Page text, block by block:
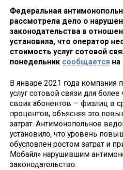
Федеральная
рассмотрела дело о
законодательства в
установила, что оператор
стоимость услуг сотовой
понедельник сообщается
В январе 2021 года компания
услуг сотовой связи для
своих абонентов — физлиц в
процентов, объясняя это
затрат. Антимонопольное
установило, что уровень
обусловлен ростом затрат и
Мобайл» нарушившим
законодательство.